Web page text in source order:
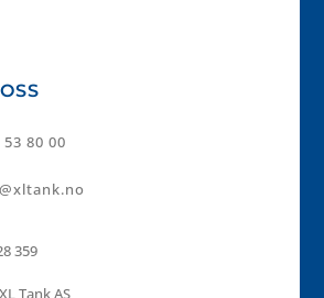
80 00
359